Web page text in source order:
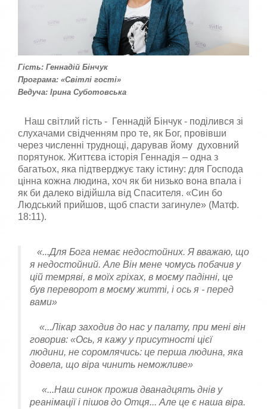
в
а
ч
5
/
5
т
а
в
т
і
н
к
у
Гість: Геннадій Бінчук
Програма: «Світлі гості»
Ведуча: Ірина Суботовська
Наш світлий гість - Геннадій Бінчук - поділився зі
слухачами свідченням про те, як Бог, провівши
через численні труднощі, дарував йому духовний
порятунок. Життєва історія Геннадія – одна з
багатьох, яка підтверджує таку істину: для Господа
цінна кожна людина, хоч як би низько вона впала і
як би далеко відійшла від Спасителя. «Син бо
Людський прийшов, щоб спасти загинуле» (Матф.
18:11).
«...Для Бога немає недостойних. Я вважаю, що
я недостойний. Але Він мене чомусь побачив у
цій темряві, в моїх гріхах, в моєму падінні, це
був переворот в моєму житті, і ось я - перед
вами»
«...Лікар заходив до нас у палату, при мені він
говорив: «Ось, я кажу у присутності цієї
людини, не соромлячись: це перша людина, яка
довела, що віра чинить неможливе»
«...Наш синок прожив дванадцять днів у
реанімації і пішов до Отця... Але це є наша віра.